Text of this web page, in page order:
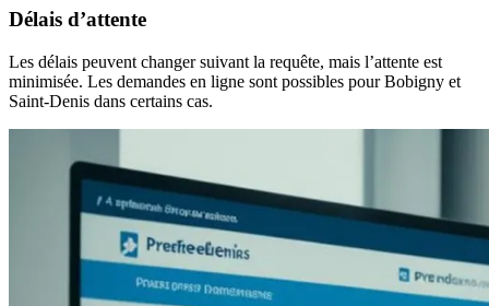
Délais d’attente
Les délais peuvent changer suivant la requête, mais l’attente est
minimisée. Les demandes en ligne sont possibles pour Bobigny et
Saint-Denis dans certains cas.